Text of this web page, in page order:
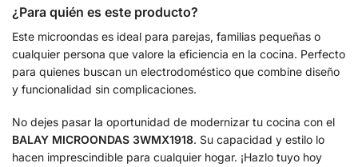
¿Para quién es este producto?
Este microondas es ideal para parejas, familias pequeñas o
cualquier persona que valore la eficiencia en la cocina. Perfecto
para quienes buscan un electrodoméstico que combine diseño
y funcionalidad sin complicaciones.
No dejes pasar la oportunidad de modernizar tu cocina con el
BALAY MICROONDAS 3WMX1918. Su capacidad y estilo lo
hacen imprescindible para cualquier hogar. ¡Hazlo tuyo hoy